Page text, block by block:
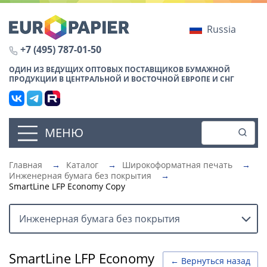
Russia
+7 (495) 787-01-50
ОДИН ИЗ ВЕДУЩИХ ОПТОВЫХ ПОСТАВЩИКОВ БУМАЖНОЙ
ПРОДУКЦИИ В ЦЕНТРАЛЬНОЙ И ВОСТОЧНОЙ ЕВРОПЕ И СНГ
МЕНЮ
Главная → Каталог → Широкоформатная печать
→
Инженерная бумага без покрытия
→
SmartLine LFP Economy Copy
Инженерная бумага без покрытия
← Вернуться назад
SmartLine LFP Economy